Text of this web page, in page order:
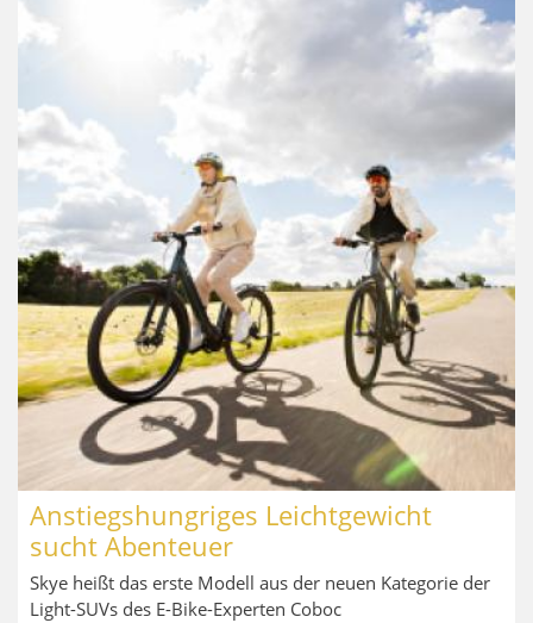
Anstiegshungriges Leichtgewicht
sucht Abenteuer
Skye heißt das erste Modell aus der neuen Kategorie der
Light-SUVs des E-Bike-Experten Coboc